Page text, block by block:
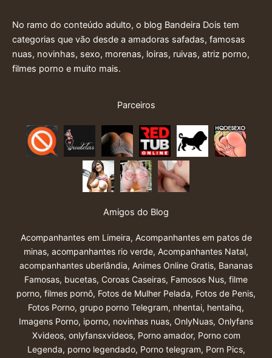
No ramo do conteúdo adulto, o blog Bandeira Dois tem
categorias que vão desde a amadoras safadas, famosas
nuas, novinhas, sexo, morenas, loiras, ruivas, atriz porno,
filmes porno e muito mais.
Parceiros
Amigos do Blog
Acompanhantes em Limeira, Acompanhantes em patos de
minas, acompanhantes rio verde, Acompanhantes Natal,
acompanhantes uberlândia, Animes Online Gratis, Bananas
Famosas, bucetas, Coroas Caseiras, Famosos Nus, filme
porno, filmes pornô, Fotos de Mulher Pelada, Fotos de Penis,
Fotos Porno, grupo porno Telegram, nhentai, hentaihq,
Imagens Porno, iporno, novinhas nuas, OnlyNuas, Onlyfans
Xvideos, onlyfansxvideos, Porno amador, Porno com
Legenda, porno legendado, Porno telegram, Porn Pics,